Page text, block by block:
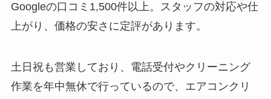
Googleの口コミ1,500件以上。スタッフの対応や仕
上がり、価格の安さに定評があります。
土日祝も営業しており、電話受付やクリーニング
作業を年中無休で行っているので、エアコンクリ